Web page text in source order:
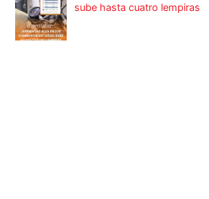
sube hasta cuatro lempiras